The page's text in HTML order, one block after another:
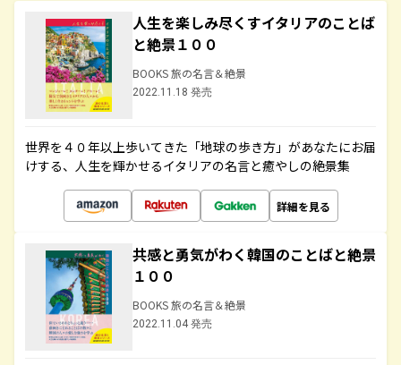
人生を楽しみ尽くすイタリアのことば
と絶景１００
BOOKS 旅の名言＆絶景
2022.11.18 発売
世界を４０年以上歩いてきた「地球の歩き方」があなたにお届
けする、人生を輝かせるイタリアの名言と癒やしの絶景集
詳細を見る
共感と勇気がわく韓国のことばと絶景
１００
BOOKS 旅の名言＆絶景
2022.11.04 発売